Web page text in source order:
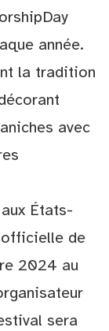
année.
la tradition
avec
États-
de
2024 au
sera